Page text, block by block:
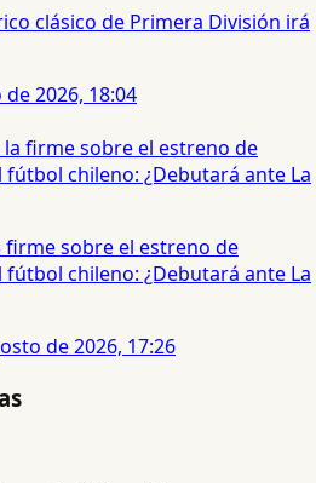
clásico de Primera División irá
2026, 18:04
sobre el estreno de
fútbol chileno: ¿Debutará ante La
de 2026, 17:26